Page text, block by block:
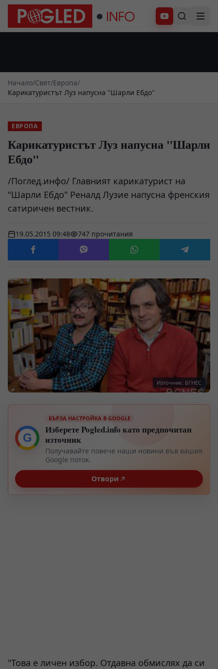
Абонирай се
Начало/Свят/Европа/
Карикатуристът Луз напусна "Шарли Ебдо"
ЕВРОПА
Карикатуристът Луз напусна "Шарли
Ебдо"
/Поглед.инфо/ Главният карикатурист на
"Шарли Ебдо" Реналд Лузие напусна френския
сатиричен вестник.
19.05.2015 09:48 747 прочитания
Източник: БГНЕС
G
БЪРЗА НАСТРОЙКА В GOOGLE
Изберете Pogled.info като предпочитан
източник
Получавайте повече наши новини във вашия
Google поток.
Отвори
"Това е личен избор. Отдавна обмислях да си